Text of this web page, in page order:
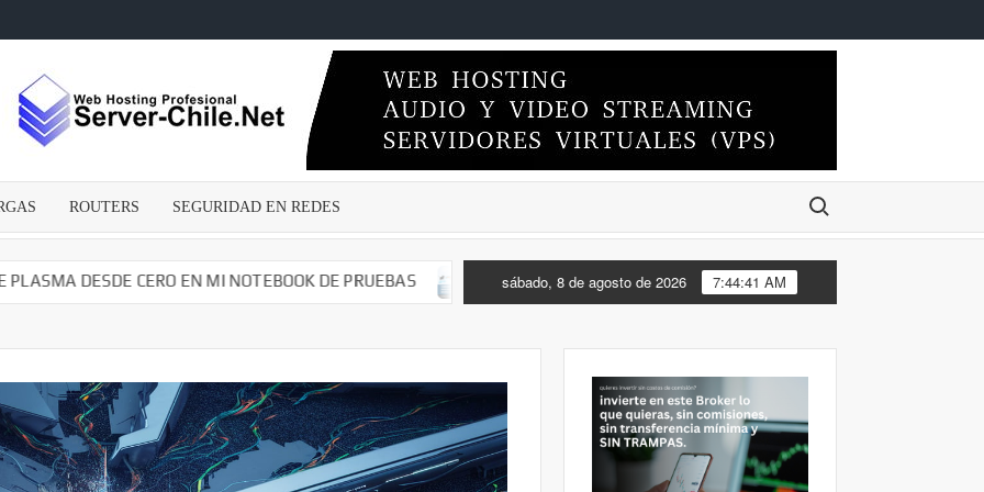
–
Dvr –
ROUTERS SEGURIDAD EN REDES Buscar:
DESDE CERO EN MI NOTEBOOK DE PRUEBAS CAMBIANDO EL ESCRITORIO DE MI FEDORA 44 DE XFCE A KDE PLASMA
sábado, 8 de agosto de 2026 7:44:41 AM